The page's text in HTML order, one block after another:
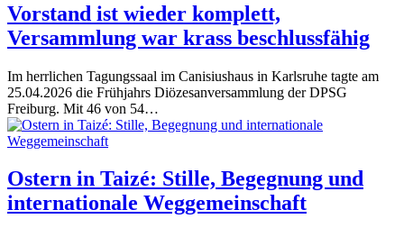
Vorstand ist wieder komplett,
Versammlung war krass beschlussfähig
Im herrlichen Tagungssaal im Canisiushaus in Karlsruhe tagte am
25.04.2026 die Frühjahrs Diözesanversammlung der DPSG
Freiburg. Mit 46 von 54…
Ostern in Taizé: Stille, Begegnung und
internationale Weggemeinschaft